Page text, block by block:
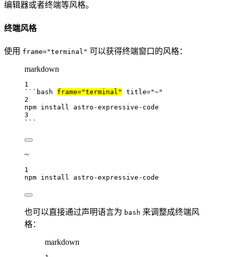
编辑器或者终端等风格。
终端风格
使用 frame="terminal" 可以获得终端窗口的风格：
markdown
1
```bash frame="terminal"
title="~"
2
npm install
astro-expressive-code
3
```
~
1
npm install astro-expressive-code
也可以直接通过声明语言为 bash 来调整成终端风
格：
markdown